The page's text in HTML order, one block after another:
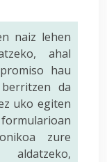
naiz lehen
ahal
hau
da
uko egiten
zure